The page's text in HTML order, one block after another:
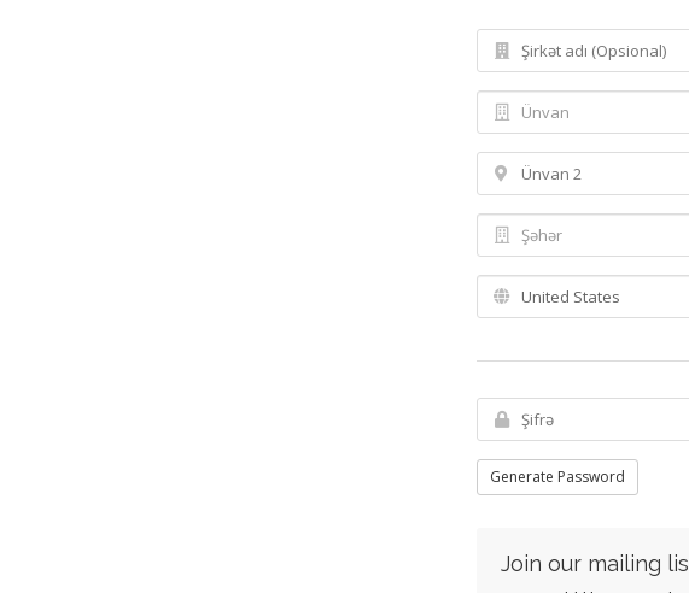
Generate Password
Join our mailing